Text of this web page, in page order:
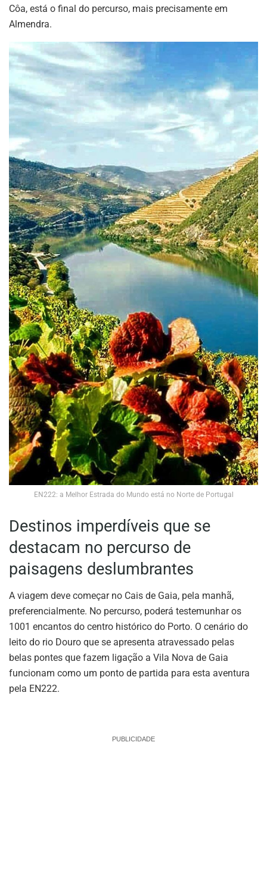
Côa, está o final do percurso, mais precisamente em
Almendra.
EN222: a Melhor Estrada do Mundo está no Norte de Portugal
Destinos imperdíveis que se
destacam no percurso de
paisagens deslumbrantes
A viagem deve começar no Cais de Gaia, pela manhã,
preferencialmente. No percurso, poderá testemunhar os
1001 encantos do centro histórico do Porto. O cenário do
leito do rio Douro que se apresenta atravessado pelas
belas pontes que fazem ligação a Vila Nova de Gaia
funcionam como um ponto de partida para esta aventura
pela EN222.
PUBLICIDADE